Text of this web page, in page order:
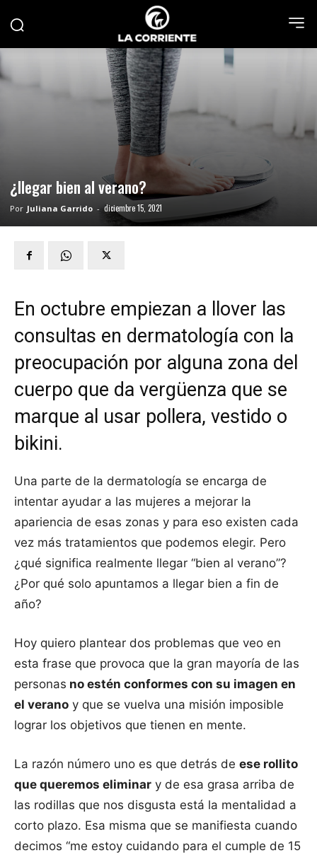
¿llegar bien al verano?
Por Juliana Garrido - diciembre 15, 2021
En octubre empiezan a llover las
consultas en dermatología con la
preocupación por alguna zona del
cuerpo que da vergüenza que se
marque al usar pollera, vestido o
bikini.
Una parte de la dermatología se encarga de
intentar ayudar a las mujeres a mejorar la
apariencia de esas zonas y para eso existen cada
vez más tratamientos que podemos elegir. Pero
¿qué significa realmente llegar “bien al verano”?
¿Por qué solo apuntamos a llegar bien a fin de
año?
Hoy quiero plantear dos problemas que veo en
esta frase que provoca que la gran mayoría de las
personas no estén conformes con su imagen en
el verano y que se vuelva una misión imposible
lograr los objetivos que tienen en mente.
La razón número uno es que detrás de ese rollito
que queremos eliminar y de esa grasa arriba de
las rodillas que nos disgusta está la mentalidad a
corto plazo. Esa misma que se manifiesta cuando
decimos “me estoy cuidando para el cumple de 15